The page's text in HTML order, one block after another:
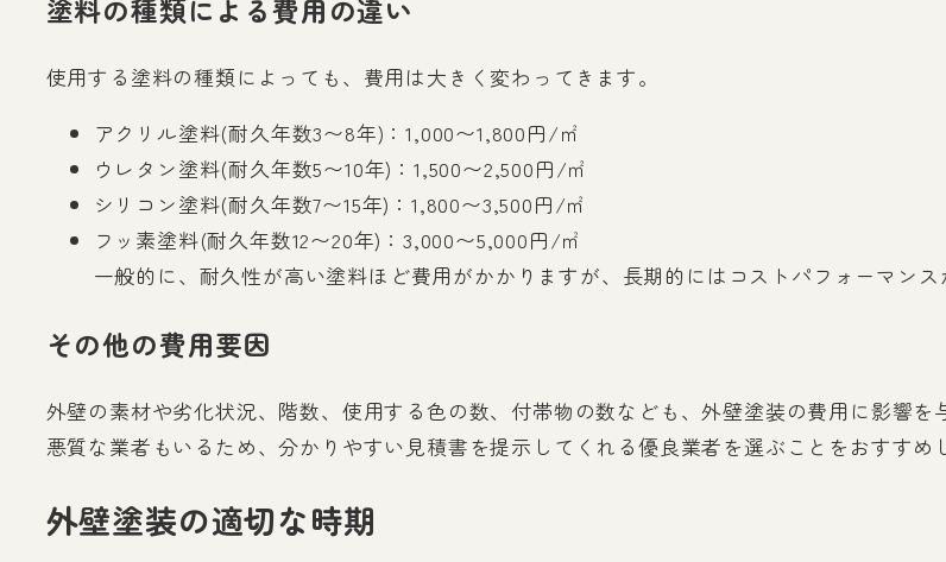
塗料の種類による費用の違い
使用する塗料の種類によっても、費用は大きく変わってきます。
アクリル塗料(耐久年数3〜8年)：1,000〜1,800円/㎡
ウレタン塗料(耐久年数5〜10年)：1,500〜2,500円/㎡
シリコン塗料(耐久年数7〜15年)：1,800〜3,500円/㎡
フッ素塗料(耐久年数12〜20年)：3,000〜5,000円/㎡
一般的に、耐久性が高い塗料ほど費用がかかりますが、長期的にはコストパフォーマンス
その他の費用要因
外壁の素材や劣化状況、階数、使用する色の数、付帯物の数なども、外壁塗装の費用に影響を
悪質な業者もいるため、分かりやすい見積書を提示してくれる優良業者を選ぶことをおすすめ
外壁塗装の適切な時期